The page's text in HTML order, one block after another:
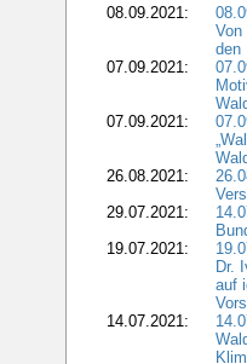
08.09.2021:
den
07.09.2021:
07.09.2021:
26.08.2021:
29.07.2021:
19.07.2021:
Dr.
auf
14.07.2021: